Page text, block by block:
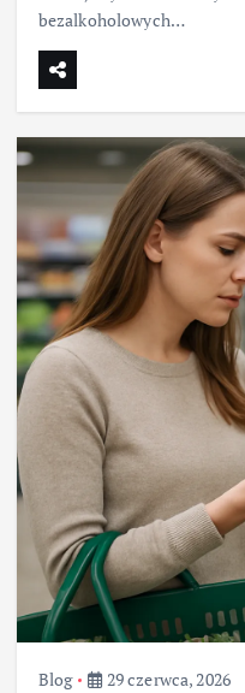
bezalkoholowych…
Blog 29 czerwca, 2026